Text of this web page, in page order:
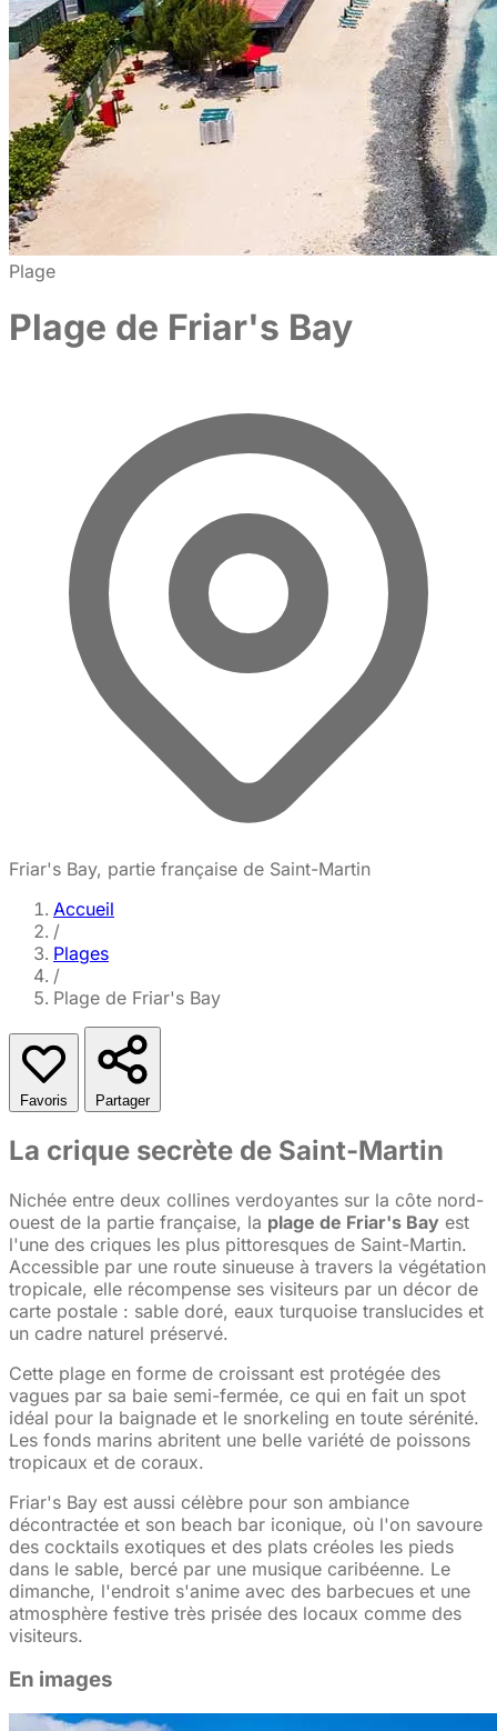
Plage
Plage de Friar's Bay
Friar's Bay, partie française de Saint-Martin
Accueil
/
Plages
/
Plage de Friar's Bay
Favoris Partager
La crique secrète de Saint-Martin
Nichée entre deux collines verdoyantes sur la côte nord-
ouest de la partie française, la plage de Friar's Bay est
l'une des criques les plus pittoresques de Saint-Martin.
Accessible par une route sinueuse à travers la végétation
tropicale, elle récompense ses visiteurs par un décor de
carte postale : sable doré, eaux turquoise translucides et
un cadre naturel préservé.
Cette plage en forme de croissant est protégée des
vagues par sa baie semi-fermée, ce qui en fait un spot
idéal pour la baignade et le snorkeling en toute sérénité.
Les fonds marins abritent une belle variété de poissons
tropicaux et de coraux.
Friar's Bay est aussi célèbre pour son ambiance
décontractée et son beach bar iconique, où l'on savoure
des cocktails exotiques et des plats créoles les pieds
dans le sable, bercé par une musique caribéenne. Le
dimanche, l'endroit s'anime avec des barbecues et une
atmosphère festive très prisée des locaux comme des
visiteurs.
En images